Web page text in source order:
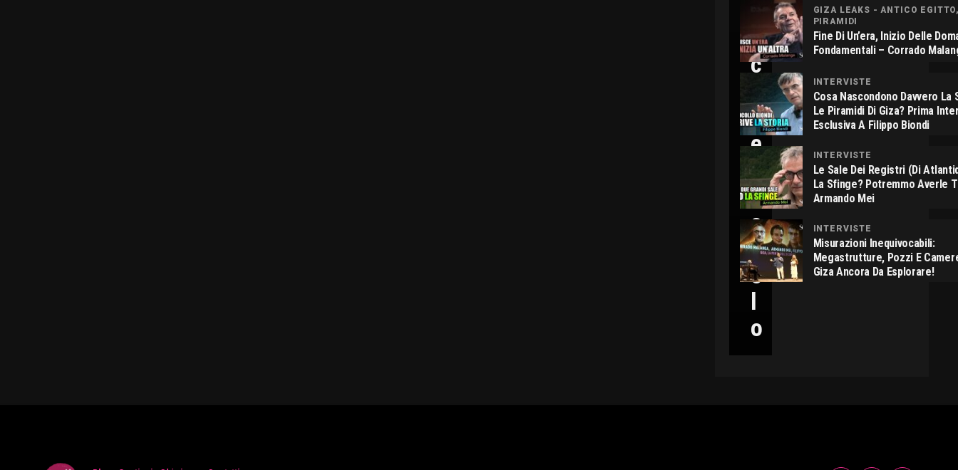
I
C
L
E
C
I
C
C
O
L
O
GIZA LEAKS - ANTICO
PIRAMIDI
Fine Di Un’era, Inizio Delle
Fondamentali – Corrado
INTERVISTE
Cosa Nascondono Davvero La
Le Piramidi Di Giza? Prima
Esclusiva A Filippo Biondi
INTERVISTE
Le Sale Dei Registri (di
La Sfinge? Potremmo Averle
Armando Mei
INTERVISTE
Misurazioni Inequivocabili:
Megastrutture, Pozzi E
Giza Ancora Da Esplorare!